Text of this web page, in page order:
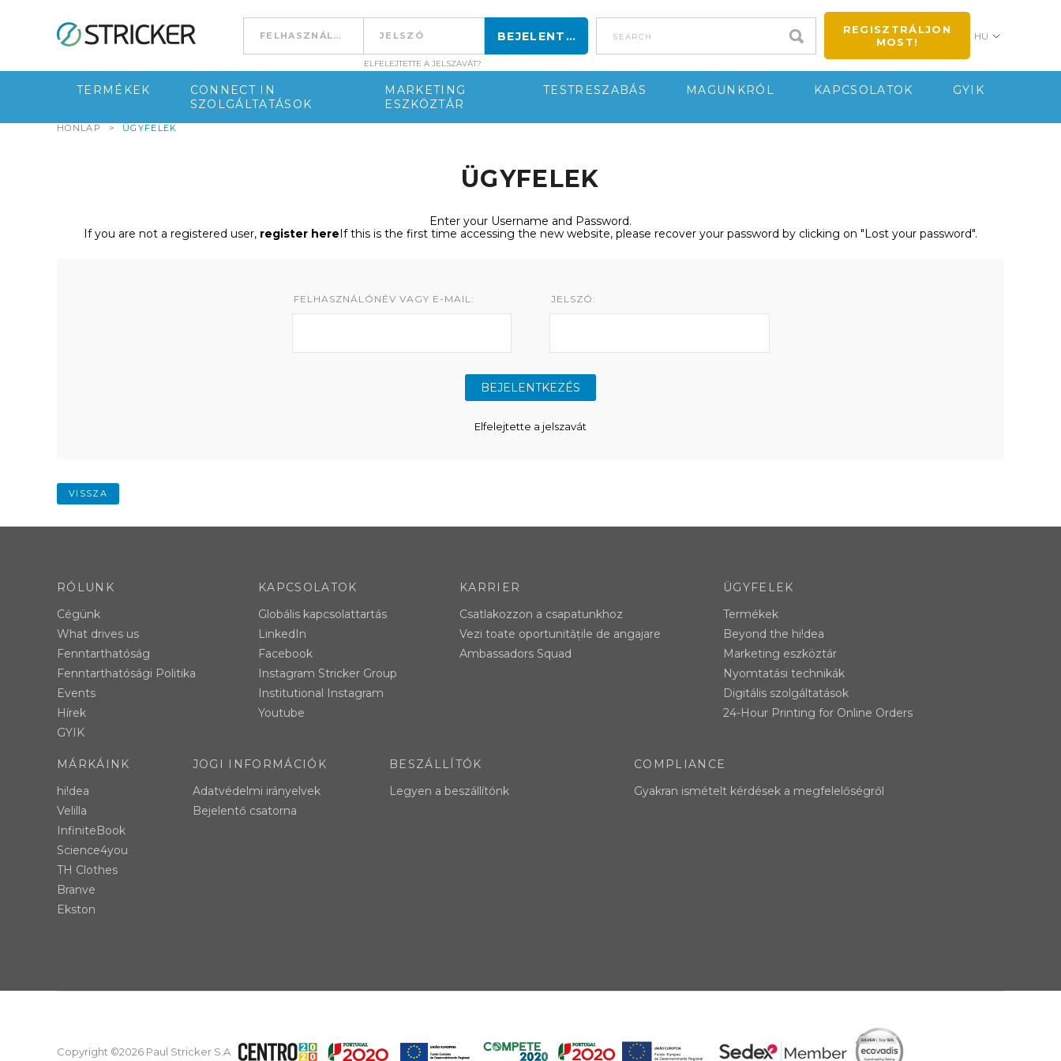
Go to content
ELFELEJTETTE A JELSZAVÁT?
search
REGISZTRÁLJON
MOST!
HU
TERMÉKEK
CONNECT IN
SZOLGÁLTATÁSOK
MARKETING
ESZKÖZTÁR
TESTRESZABÁS MAGUNKRÓL KAPCSOLATOK GYIK
HONLAP > ÜGYFELEK
ÜGYFELEK
Enter your Username and Password.
If you are not a registered user, register hereIf this is the first time accessing the new website, please recover your password by clicking on "Lost your password".
FELHASZNÁLÓNÉV VAGY E-MAIL: JELSZÓ:
Elfelejtette a jelszavát
VISSZA
RÓLUNK
Cégünk
What drives us
Fenntarthatóság
Fenntarthatósági Politika
Events
Hírek
GYIK
KAPCSOLATOK
Globális kapcsolattartás
LinkedIn
Facebook
Instagram Stricker Group
Institutional Instagram
Youtube
KARRIER
Csatlakozzon a csapatunkhoz
Vezi toate oportunitățile de angajare
Ambassadors Squad
ÜGYFELEK
Termékek
Beyond the hi!dea
Marketing eszköztár
Nyomtatási technikák
Digitális szolgáltatások
24-Hour Printing for Online Orders
MÁRKÁINK
hi!dea
Velilla
InfiniteBook
Science4you
TH Clothes
Branve
Ekston
JOGI INFORMÁCIÓK
Adatvédelmi irányelvek
Bejelentő csatorna
BESZÁLLÍTÓK
Legyen a beszállítónk
COMPLIANCE
Gyakran ismételt kérdések a megfelelőségről
Copyright ©2026 Paul Stricker S.A